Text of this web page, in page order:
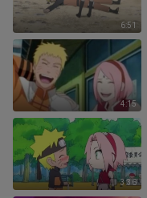
6:51
4:15
3:36